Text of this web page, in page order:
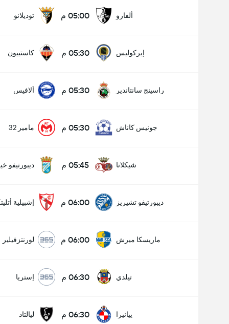
ألفارو 05:00 م توديلانو
إيركوليس 05:30 م كاستييون
راسينج سانتاندير 05:30 م ألافيس
جونيس كاناش 05:30 م مامير 32
شيكلانا 05:45 م ديبورتيفو
ديبورتيفو تشيريز 06:00 م إشبيلية
ماريسكا ميرش 06:00 م لورنتزفيلير
تيلدي 06:30 م إستريا
ييانيرا 06:30 م ليالتاد